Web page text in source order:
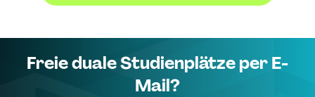
Freie duale Studienplätze per E-
Mail?